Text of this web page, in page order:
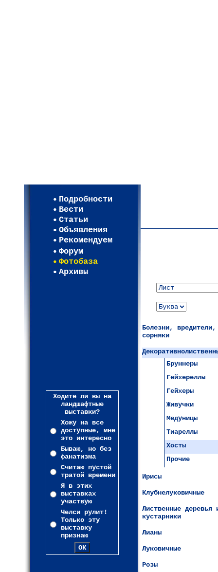
Подробности
Вести
Статьи
Объявления
Рекомендуем
Форум
Фотобаза
Архивы
Ходите ли вы на
ландшафтные
выставки?
Хожу на все
доступные, мне
это интересно
Бываю, но без
фанатизма
Считаю пустой
тратой времени
Я в этих
выставках
участвую
Челси рулит!
Только эту
выставку
признаю
Болезни, вредители,
сорняки
Бруннеры
Гейхереллы
Гейхеры
Живучки
Медуницы
Тиареллы
Хосты
Прочие
Ирисы
Клубнелуковичные
Лиственные деревья
кустарники
Лианы
Луковичные
Розы